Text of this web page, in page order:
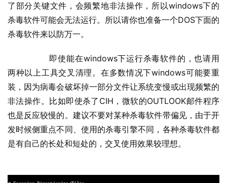
了部分关键文件，会频繁地非法操作，所以windows下的
杀毒软件可能会无法运行。所以请你也准备一个DOS下面的
杀毒软件来以防万一。
两种以上工具交叉清理。在多数情况下windows可能要重
装，因为病毒会破坏掉一部分文件让系统变慢或出现频繁的
非法操作。比如即使杀了CIH，微软的OUTLOOK邮件程序
也是反应较慢的。建议不要对某种杀毒软件带偏见，由于开
发时候侧重点不同、使用的杀毒引擎不同，各种杀毒软件都
是有自己的长处和短处的，交叉使用效果较理想。